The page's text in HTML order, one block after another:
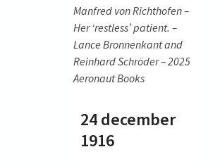
Manfred von Richthofen –
Her ‘restless’ patient. –
Lance Bronnenkant and
Reinhard Schröder – 2025
Aeronaut Books
24 december
1916